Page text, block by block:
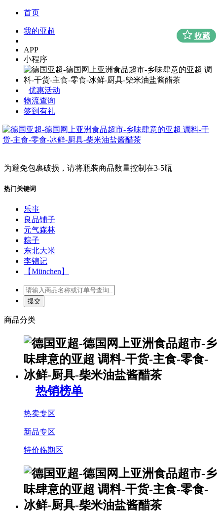
首页
我的亚超
APP
小程序
优惠活动
物流查询
签到有礼
为避免包裹破损，请将瓶装商品数量控制在3-5瓶
热门关键词
乐事
良品铺子
元气森林
粽子
东北大米
李锦记
【München】
商品分类
热销榜单
热卖专区
新品专区
特价临期区
收藏